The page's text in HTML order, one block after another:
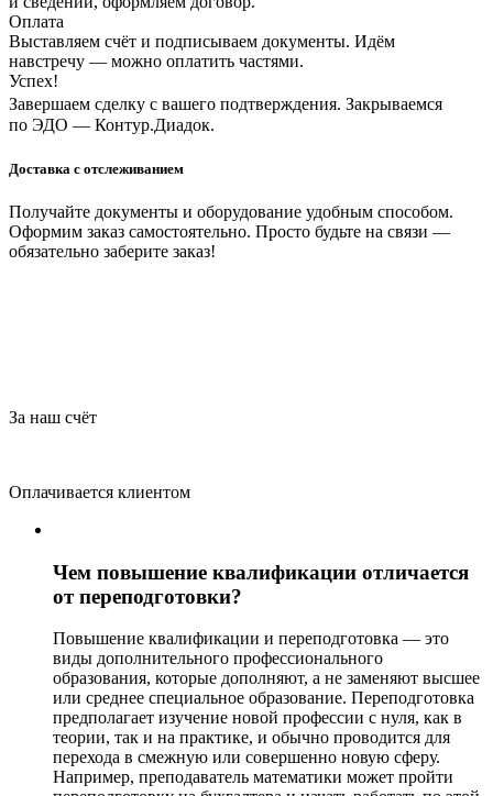
Оплата
Выставляем счёт и подписываем документы. Идём
навстречу — можно оплатить частями.
Успех!
Завершаем сделку с вашего подтверждения. Закрываемся
по ЭДО — Контур.Диадок.
Доставка с отслеживанием
Получайте документы и оборудование удобным способом.
Оформим заказ самостоятельно. Просто будьте на связи —
обязательно заберите заказ!
За наш счёт
Оплачивается клиентом
Чем повышение квалификации отличается
от переподготовки?
Повышение квалификации и переподготовка — это
виды дополнительного профессионального
образования, которые дополняют, а не заменяют высшее
или среднее специальное образование. Переподготовка
предполагает изучение новой профессии с нуля, как в
теории, так и на практике, и обычно проводится для
перехода в смежную или совершенно новую сферу.
Например, преподаватель математики может пройти